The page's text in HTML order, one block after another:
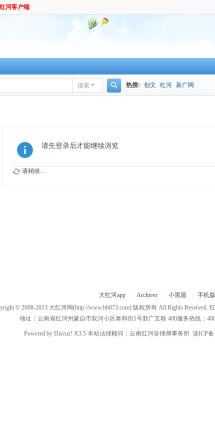
河客户端
搜索 热搜: 创文 红河 新广网
请先登录后才能继续浏览
请稍候...
大红河app Archiver 小黑屋 手机版
© 2008-2013 大红河网(http://www.hh873.com) 版权所有 All Rights Reserved.
地址：云南省红河州蒙自市双河小区泰和街1号新广互联 400服务热线：
Powered by Discuz! X3.5 本站法律顾问： 云南红河谷律师事务所 滇ICP备